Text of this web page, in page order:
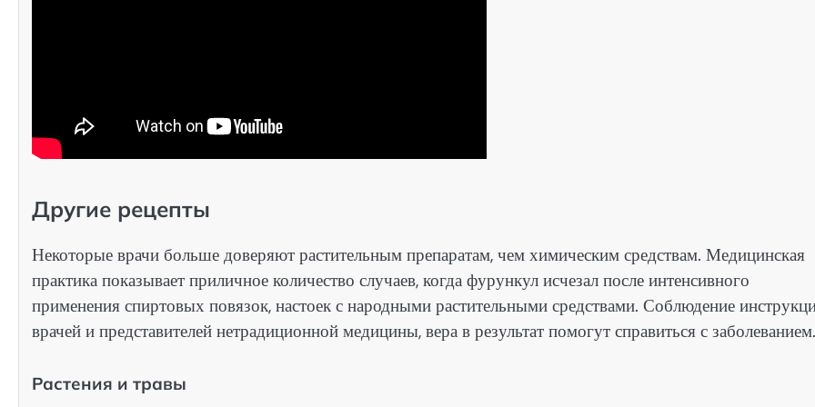
Другие рецепты
Некоторые врачи больше доверяют растительным препаратам, чем химическим средствам. Медицинская
практика показывает приличное количество случаев, когда фурункул исчезал после интенсивного
применения спиртовых повязок, настоек с народными растительными средствами. Соблюдение
врачей и представителей нетрадиционной медицины, вера в результат помогут справиться с заболеванием.
Растения и травы